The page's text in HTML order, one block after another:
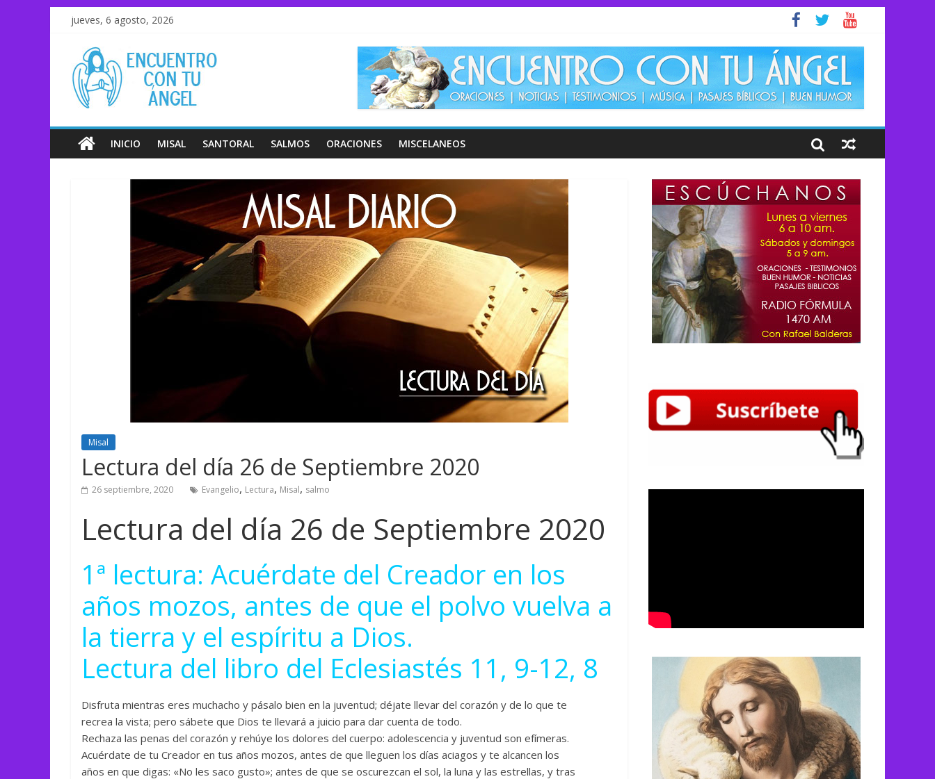
jueves, 6 agosto, 2026
INICIO MISAL SANTORAL SALMOS ORACIONES MISCELANEOS
Misal
Lectura del día 26 de Septiembre 2020
26 septiembre, 2020 Evangelio, Lectura, Misal, salmo
Lectura del día 26 de Septiembre 2020
1ª lectura: Acuérdate del Creador en los
años mozos, antes de que el polvo vuelva a
la tierra y el espíritu a Dios.
Lectura del libro del Eclesiastés 11, 9-12, 8
Disfruta mientras eres muchacho y pásalo bien en la juventud; déjate llevar del corazón y de lo que te
recrea la vista; pero sábete que Dios te llevará a juicio para dar cuenta de todo.
Rechaza las penas del corazón y rehúye los dolores del cuerpo: adolescencia y juventud son efímeras.
Acuérdate de tu Creador en tus años mozos, antes de que lleguen los días aciagos y te alcancen los
años en que digas: «No les saco gusto»; antes de que se oscurezcan el sol, la luna y las estrellas, y tras